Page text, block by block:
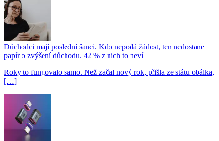
Důchodci mají poslední šanci. Kdo nepodá žádost, ten nedostane
papír o zvýšení důchodu. 42 % z nich to neví
Roky to fungovalo samo. Než začal nový rok, přišla ze státu obálka,
[…]